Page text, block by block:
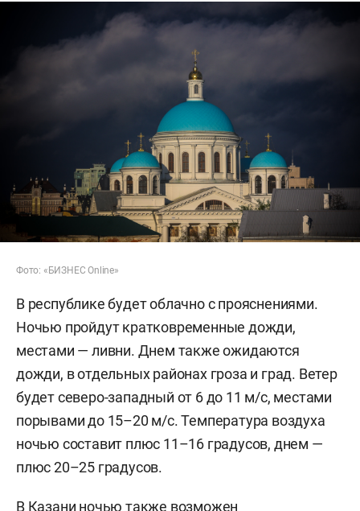
Фото: «БИЗНЕС Online»
В республике будет облачно с прояснениями.
Ночью пройдут кратковременные дожди,
местами — ливни. Днем также ожидаются
дожди, в отдельных районах гроза и град. Ветер
будет северо-западный от 6 до 11 м/с, местами
порывами до 15–20 м/с. Температура воздуха
ночью составит плюс 11–16 градусов, днем —
плюс 20–25 градусов.
В Казани ночью также возможен